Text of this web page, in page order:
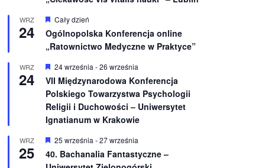
WRZ
24
W
r
ó
n
i
o
n
e
Cały dzień
Ogólnopolska Konferencja online
„Ratownictwo Medyczne w Praktyce”
WRZ
24
W
y
r
ó
ż
n
i
n
e
24 września -26 września
VII Międzynarodowa Konferencja
Polskiego Towarzystwa Psychologii
Religii i Duchowości – Uniwersytet
Ignatianum w Krakowie
WRZ
25
W
r
25 września -27 września
40. Bachanalia Fantastyczne –